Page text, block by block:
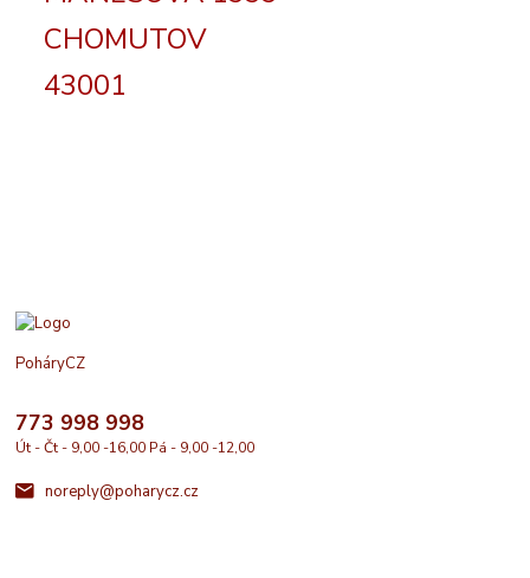
CHOMUTOV
43001
PoháryCZ
773 998 998
Út - Čt - 9,00 -16,00 Pá - 9,00 -12,00
noreply@poharycz.cz